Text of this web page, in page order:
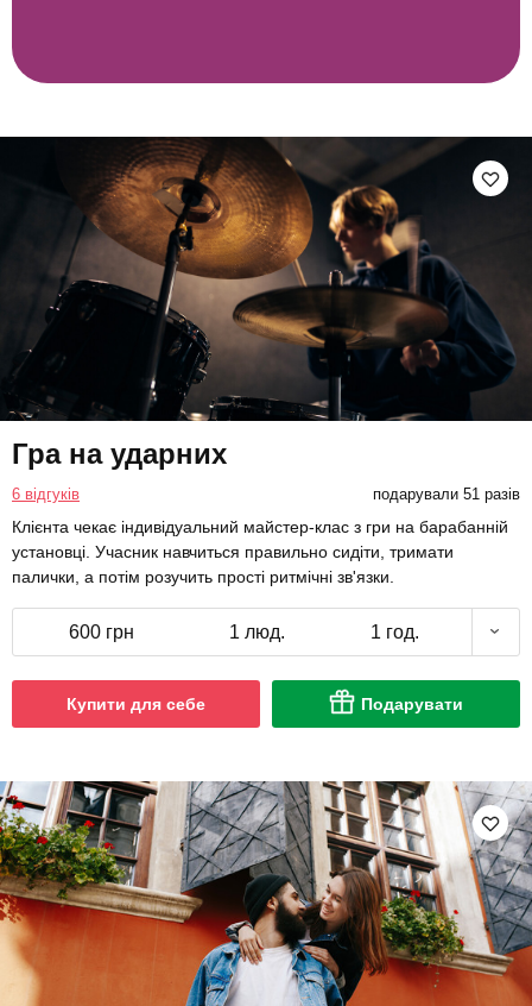
Гра на ударних
6 відгуків подарували 51 разів
Клієнта чекає індивідуальний майстер-клас з гри на барабанній
установці. Учасник навчиться правильно сидіти, тримати
палички, а потім розучить прості ритмічні зв'язки.
600 грн 1 люд. 1 год.
Купити для себе Подарувати